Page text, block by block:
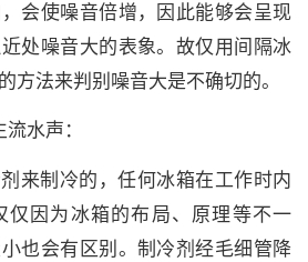
会使噪音倍增，因此能够会呈现
处噪音大的表象。故仅用间隔冰
方法来判别噪音大是不确切的。
水声：
来制冷的，任何冰箱在工作时内
仅因为冰箱的布局、原理等不一
也会有区别。制冷剂经毛细管降